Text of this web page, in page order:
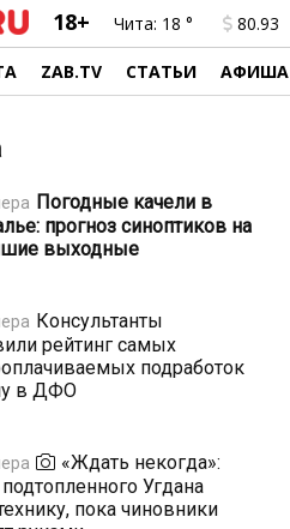
18+ Чита: 18 ° 80.93
ZAB.TV СТАТЬИ АФИША
Погодные качели в
прогноз синоптиков на
выходные
Консультанты
рейтинг самых
подработок
в ДФО
«Ждать некогда»:
Угдана
пока чиновники